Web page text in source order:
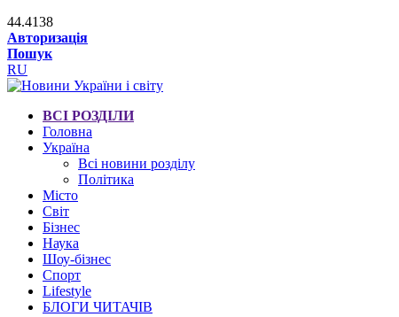
44.4138
Авторизація
Пошук
RU
ВСІ РОЗДІЛИ
Головна
Україна
Всі новини розділу
Політика
Місто
Світ
Бізнес
Наука
Шоу-бізнес
Спорт
Lifestyle
БЛОГИ ЧИТАЧІВ